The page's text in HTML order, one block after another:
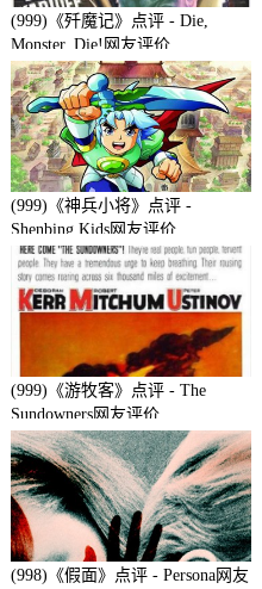
(999)《歼魔记》点评 - Die,
Monster, Die!网友评价
(999)《神兵小将》点评 -
Shenbing Kids网友评价
(999)《游牧客》点评 - The
Sundowners网友评价
(998)《假面》点评 - Persona网友